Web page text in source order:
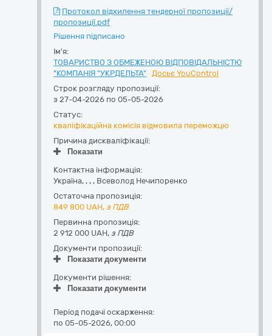
Протокол відхилення тендерної пропозиції/
пропозиції.pdf
Рішення підписано
Ім'я:
ТОВАРИСТВО З ОБМЕЖЕНОЮ ВІДПОВІДАЛЬНІСТЮ
"КОМПАНІЯ "УКРДЕЛЬТА"
Досьє YouControl
Строк розгляду пропозиції:
з 27-04-2026 по 05-05-2026
Статус:
кваліфікаційна комісія відмовила переможцю
Причина дискваліфікації:
Показати
Контактна інформація:
Україна, , , , Всеволод Нечипоренко
Остаточна пропозиція:
849 800 UAH, з ПДВ
Первинна пропозиція:
2 912 000 UAH, з ПДВ
Документи пропозиції:
Показати документи
Документи рішення:
Показати документи
Період подачі оскарження:
по 05-05-2026, 00:00